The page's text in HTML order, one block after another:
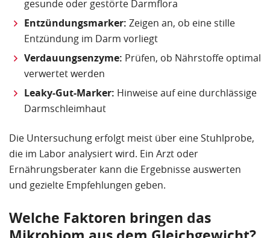
gesunde oder gestörte Darmflora
Entzündungsmarker: Zeigen an, ob eine stille
Entzündung im Darm vorliegt
Verdauungsenzyme: Prüfen, ob Nährstoffe optimal
verwertet werden
Leaky-Gut-Marker: Hinweise auf eine durchlässige
Darmschleimhaut
Die Untersuchung erfolgt meist über eine Stuhlprobe,
die im Labor analysiert wird. Ein Arzt oder
Ernährungsberater kann die Ergebnisse auswerten
und gezielte Empfehlungen geben.
Welche Faktoren bringen das